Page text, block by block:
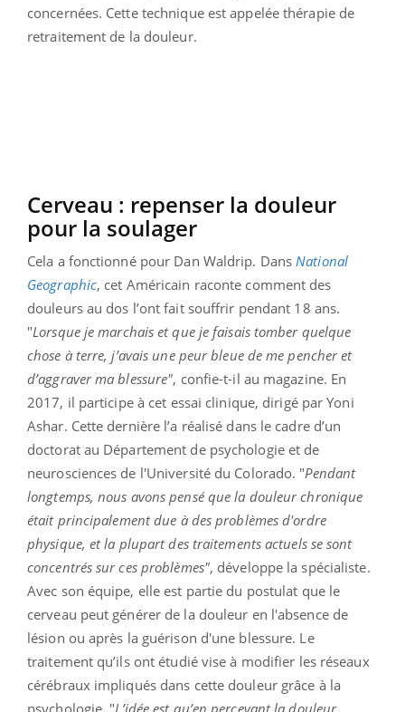
concernées. Cette technique est appelée thérapie de
retraitement de la douleur.
Cerveau : repenser la douleur
pour la soulager
Cela a fonctionné pour Dan Waldrip. DansNational
Geographic, cet Américain raconte comment des
douleurs au dos l’ont fait souffrir pendant 18 ans.
"Lorsque je marchais et que je faisais tomber quelque
chose à terre, j’avais une peur bleue de me pencher et
d’aggraver ma blessure", confie-t-il au magazine. En
2017, il participe à cet essai clinique, dirigé par Yoni
Ashar. Cette dernière l’a réalisé dans le cadre d’un
doctorat au Département de psychologie et de
neurosciences de l'Université du Colorado. "Pendant
longtemps, nous avons pensé que la douleur chronique
était principalement due à des problèmes d'ordre
physique, et la plupart des traitements actuels se sont
concentrés sur ces problèmes", développe la spécialiste.
Avec son équipe, elle est partie du postulat que le
cerveau peut générer de la douleur en l'absence de
lésion ou après la guérison d'une blessure. Le
traitement qu’ils ont étudié vise à modifier les réseaux
cérébraux impliqués dans cette douleur grâce à la